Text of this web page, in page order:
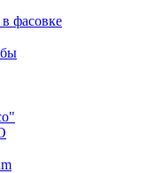
фасовке